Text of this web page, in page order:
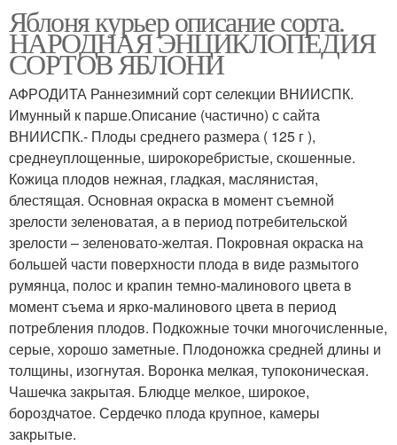
Яблоня курьер описание сорта.
НАРОДНАЯ ЭНЦИКЛОПЕДИЯ
СОРТОВ ЯБЛОНИ
АФРОДИТА Раннезимний сорт селекции ВНИИСПК.
Имунный к парше.Описание (частично) с сайта
ВНИИСПК.- Плоды среднего размера ( 125 г ),
среднеуплощенные, широкоребристые, скошенные.
Кожица плодов нежная, гладкая, маслянистая,
блестящая. Основная окраска в момент съемной
зрелости зеленоватая, а в период потребительской
зрелости – зеленовато-желтая. Покровная окраска на
большей части поверхности плода в виде размытого
румянца, полос и крапин темно-малинового цвета в
момент съема и ярко-малинового цвета в период
потребления плодов. Подкожные точки многочисленные,
серые, хорошо заметные. Плодоножка средней длины и
толщины, изогнутая. Воронка мелкая, тупоконическая.
Чашечка закрытая. Блюдце мелкое, широкое,
бороздчатое. Сердечко плода крупное, камеры
закрытые.